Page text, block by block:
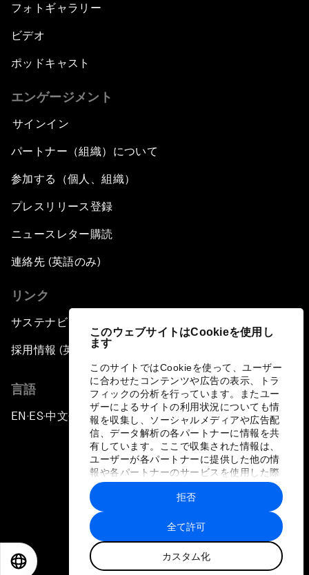
このウェブサイトはCookieを使用し
ます
このサイトではCookieを使って、ユーザー
に合わせたコンテンツや広告の表示、トラ
フィックの分析を行っています。またユー
ザーによるサイトの利用状況についても情
報を収集し、ソーシャルメディアや広告配
信、データ解析の各パートナーに情報を共
有しています。ここで収集された情報は、
ユーザーが各パートナーに提供した他の情
報や各パートナーのサービスを使用した際
に収集された情報と組み合わされ、各パー
トナーによって使用されることがありま
す。
全て許可
カスタム化
拒否
フォトギャラリー
ビデオ
ポッドキャスト
エンゲージメント
サインイン
パートナー（組織）について
参加する（個人、組織）
プレスリリース登録
ニュースレター購読
連絡先 (英語のみ)
リンク
サステナビリティへの取り組み
採用情報 (英語のみ)
言語
EN ▪ ES▪中文▪ 日本語
プライバシーポリシーと利用規約
サイトマップ
©
世界経済フォーラム